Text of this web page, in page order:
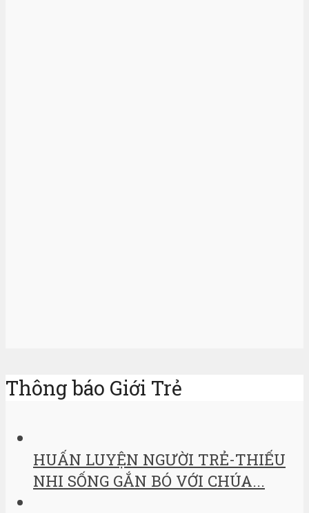
Thông báo Giới Trẻ
HUẤN LUYỆN NGƯỜI TRẺ-THIẾU
NHI SỐNG GẮN BÓ VỚI CHÚA...